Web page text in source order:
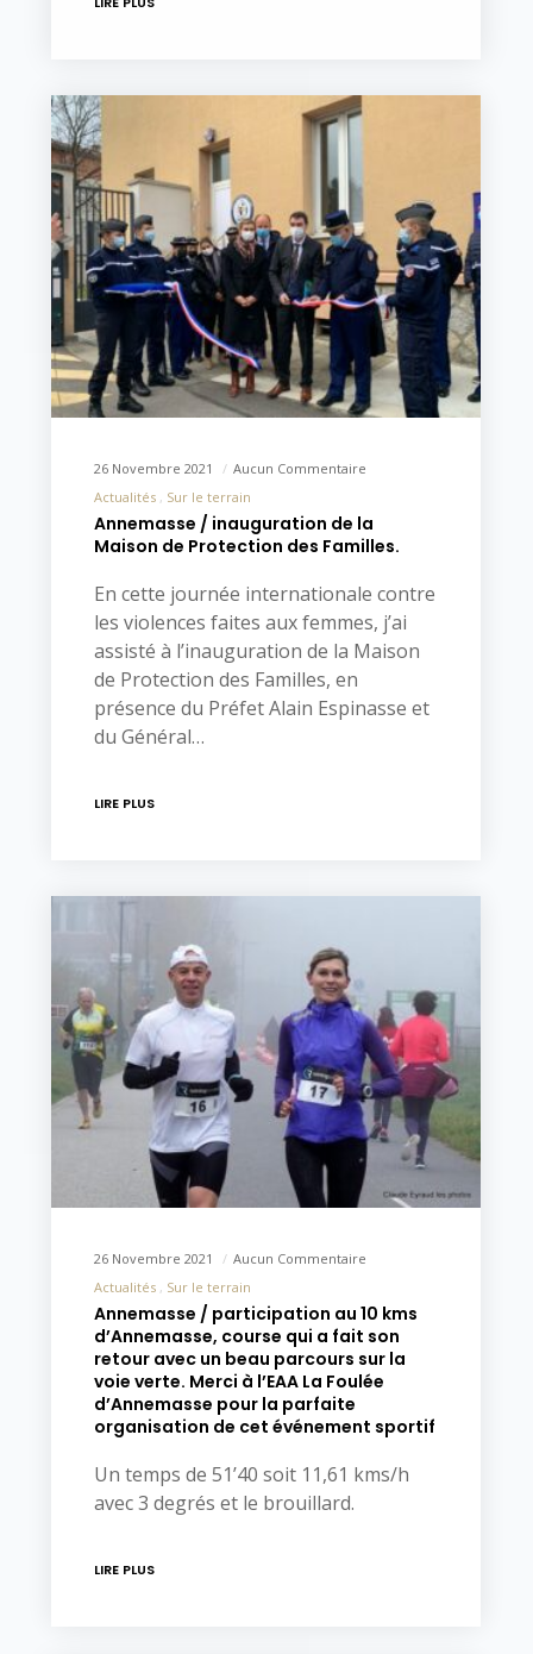
26 Novembre 2021
Aucun Commentaire
Actualités
Sur le terrain
Annemasse / inauguration de la
Maison de Protection des Familles.
En cette journée internationale contre
les violences faites aux femmes, j’ai
assisté à l’inauguration de la Maison
de Protection des Familles, en
présence du Préfet Alain Espinasse et
du Général…
LIRE PLUS
26 Novembre 2021
Aucun Commentaire
Actualités
Sur le terrain
Annemasse / participation au 10 kms
d’Annemasse, course qui a fait son
retour avec un beau parcours sur la
voie verte. Merci à l’EAA La Foulée
d’Annemasse pour la parfaite
organisation de cet événement sportif
Un temps de 51’40 soit 11,61 kms/h
avec 3 degrés et le brouillard.
LIRE PLUS